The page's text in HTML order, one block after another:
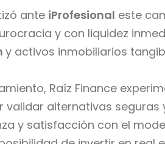
ante iProfesional este
y con liquidez
y activos inmobiliarios
Raíz Finance
validar alternativas seguras
y satisfacción con el